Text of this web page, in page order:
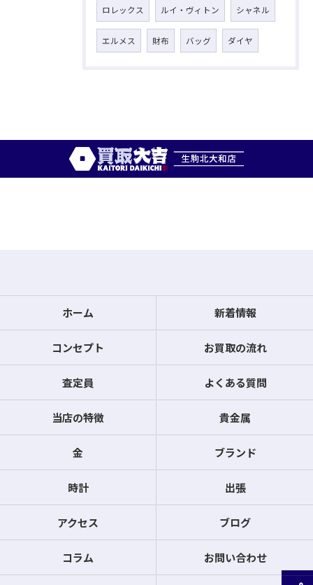
ロレックス ルイ・ヴィトン シャネル
エルメス 財布 バッグ ダイヤ
ホーム 新着情報
コンセプト お買取の流れ
査定員 よくある質問
当店の特徴 貴金属
金 ブランド
時計 出張
アクセス ブログ
コラム お問い合わせ